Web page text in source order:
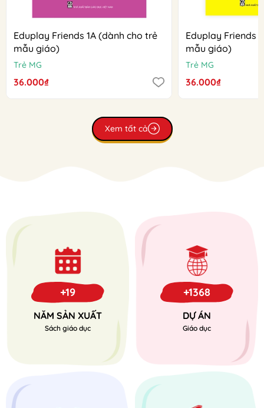
Eduplay Friends 1A (dành cho trẻ
mẫu giáo)
Trẻ MG
36.000₫
Eduplay Friends
mẫu giáo)
Trẻ MG
36.000₫
Xem tất cả
+19
NĂM SẢN XUẤT
Sách giáo dục
+1368
DỰ ÁN
Giáo dục